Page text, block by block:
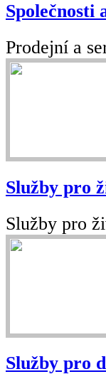
Společnosti
Prodejní a
Služby pro
Služby pro
Služby pro